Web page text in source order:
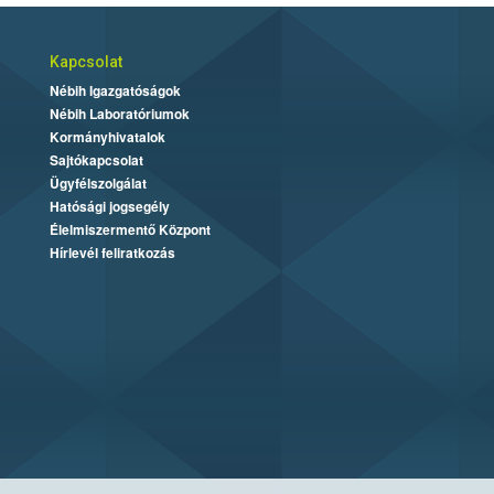
Kapcsolat
Nébih Igazgatóságok
Nébih Laboratóriumok
Kormányhivatalok
Sajtókapcsolat
Ügyfélszolgálat
Hatósági jogsegély
Élelmiszermentő Központ
Hírlevél feliratkozás